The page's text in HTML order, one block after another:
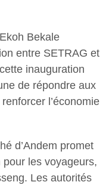
Bekale
entre SETRAG et
inauguration
de répondre aux
l’économie
d’Andem promet
pour les voyageurs,
Les autorités